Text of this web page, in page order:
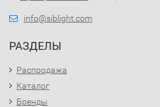
info@siblight.com
РАЗДЕЛЫ
Распродажа
Каталог
Бренды